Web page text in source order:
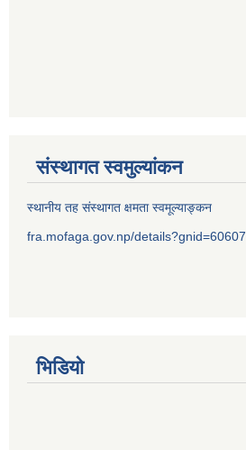
संस्थागत स्वमुल्यांकन
स्थानीय तह संस्थागत क्षमता स्वमूल्याङ्कन
fra.mofaga.gov.np/details?gnid=60607
भिडियो